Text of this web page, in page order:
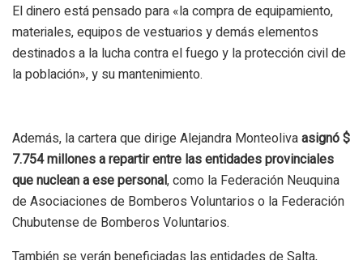
El dinero está pensado para «la compra de equipamiento,
materiales, equipos de vestuarios y demás elementos
destinados a la lucha contra el fuego y la protección civil de
la población», y su mantenimiento.
Además, la cartera que dirige Alejandra Monteoliva asignó $
7.754 millones a repartir entre las entidades provinciales
que nuclean a ese personal, como la Federación Neuquina
de Asociaciones de Bomberos Voluntarios o la Federación
Chubutense de Bomberos Voluntarios.